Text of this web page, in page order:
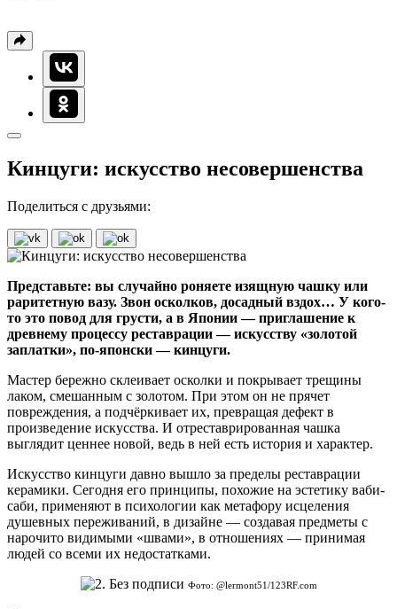
Кинцуги: искусство несовершенства
Поделиться с друзьями:
Представьте: вы случайно роняете изящную чашку или
раритетную вазу. Звон осколков, досадный вздох… У кого-
то это повод для грусти, а в Японии — приглашение к
древнему процессу реставрации — искусству «золотой
заплатки», по-японски — кинцуги.
Мастер бережно склеивает осколки и покрывает трещины
лаком, смешанным с золотом. При этом он не прячет
повреждения, а подчёркивает их, превращая дефект в
произведение искусства. И отреставрированная чашка
выглядит ценнее новой, ведь в ней есть история и характер.
Искусство кинцуги давно вышло за пределы реставрации
керамики. Сегодня его принципы, похожие на эстетику ваби-
саби, применяют в психологии как метафору исцеления
душевных переживаний, в дизайне — создавая предметы с
нарочито видимыми «швами», в отношениях — принимая
людей со всеми их недостатками.
Фото: @lermont51/123RF.com